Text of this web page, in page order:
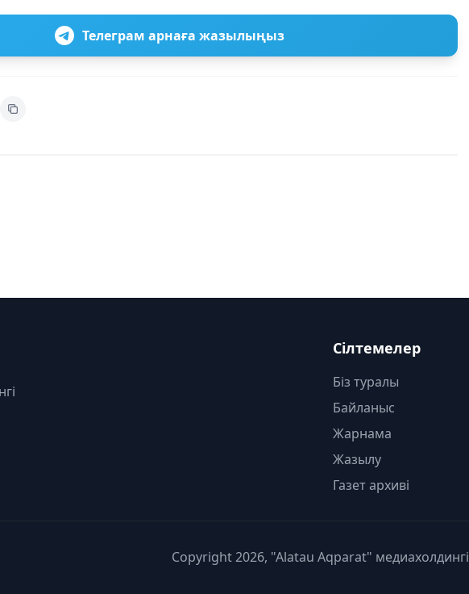
Телеграм арнаға жазылыңыз
Сілтемелер
Біз туралы
Байланыс
Жарнама
Жазылу
Газет архиві
Copyright 2026, "Alatau Aqparat" медиахолдингі